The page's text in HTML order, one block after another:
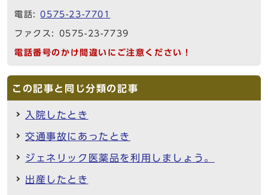
電話:0575-23-7701
ファクス: 0575-23-7739
電話番号のかけ間違いにご注意ください！
この記事と同じ分類の記事
入院したとき
交通事故にあったとき
ジェネリック医薬品を利用しましょう。
出産したとき